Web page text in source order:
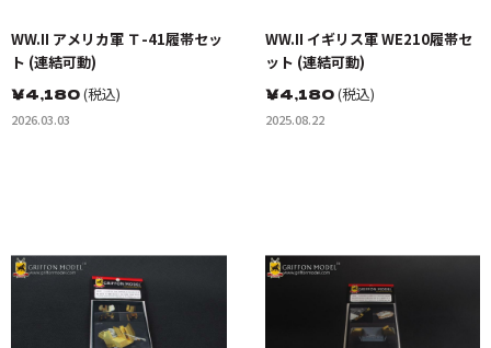
WW.II アメリカ軍 Ｔ-41履帯セッ
ト (連結可動)
￥4,180(税込)
2026.03.03
WW.II イギリス軍 WE210履帯セ
ット (連結可動)
￥4,180(税込)
2025.08.22